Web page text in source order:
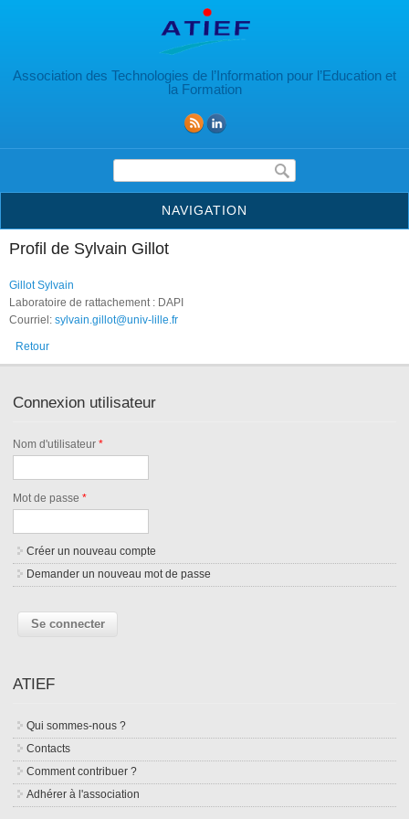
Association des Technologies de l’Information pour l’Education et
la Formation
Formulaire de recherche
NAVIGATION
Profil de Sylvain Gillot
Gillot Sylvain
Laboratoire de rattachement : DAPI
Courriel: sylvain.gillot@univ-lille.fr
Retour
Connexion utilisateur
Nom d'utilisateur*
Mot de passe*
Créer un nouveau compte
Demander un nouveau mot de passe
ATIEF
Qui sommes-nous ?
Contacts
Comment contribuer ?
Adhérer à l'association